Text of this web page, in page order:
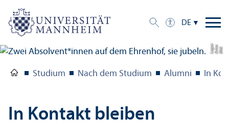
DE
Bil
d:
A
n
n
aL
o
g
u
e
Studium Nach dem Studium Alumni In
In Kontakt bleiben